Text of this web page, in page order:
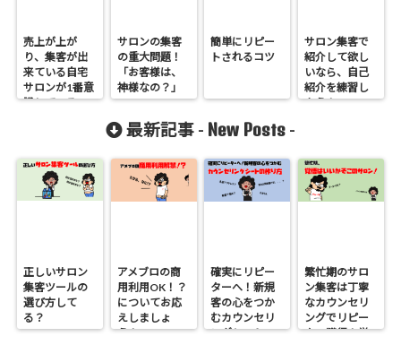
売上が上が
り、集客が出
来ている自宅
サロンが1番意
識しているこ
サロンの集客
の重大問題！
「お客様は、
神様なの？」
簡単にリピー
トされるコツ
サロン集客で
紹介して欲し
いなら、自己
紹介を練習し
よう！
最新記事 - New Posts -
正しいサロン
集客ツールの
選び方して
る？
アメブロの商
用利用OK！？
についてお応
えしましょ
う！
確実にリピー
ターへ！新規
客の心をつか
むカウンセリ
ングシートの
繁忙期のサロ
ン集客は丁寧
なカウンセリ
ングでリピー
ター獲得！覚